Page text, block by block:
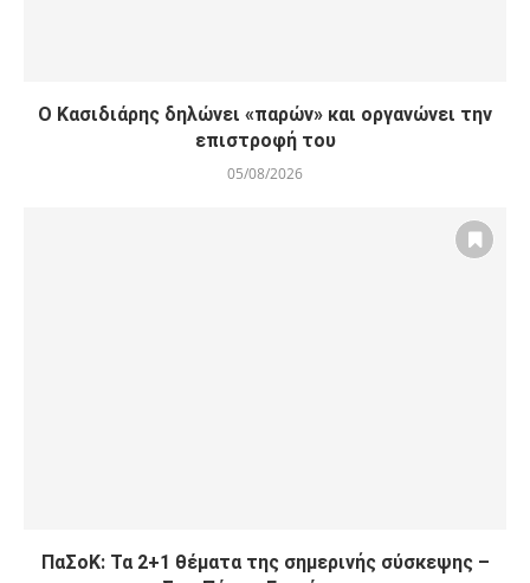
Ο Κασιδιάρης δηλώνει «παρών» και οργανώνει την
επιστροφή του
05/08/2026
ΠαΣοΚ: Τα 2+1 θέματα της σημερινής σύσκεψης –